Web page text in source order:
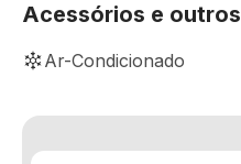
Acessórios e outros
Ar-Condicionado
Computador de bordo